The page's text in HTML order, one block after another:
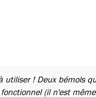
utiliser ! Deux bémols
(il n'est